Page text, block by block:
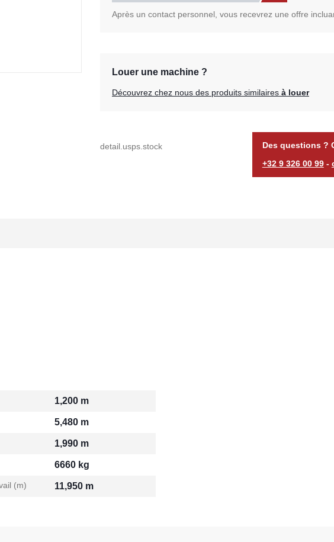
Après un contact personnel, vous recevrez une offre
Louer une machine ?
Découvrez chez nous des produits similaires à louer
detail.usps.stock
Des questions ?
+32 9 326 00 99-
1,200 m
5,480 m
1,990 m
6660 kg
(m) 11,950 m